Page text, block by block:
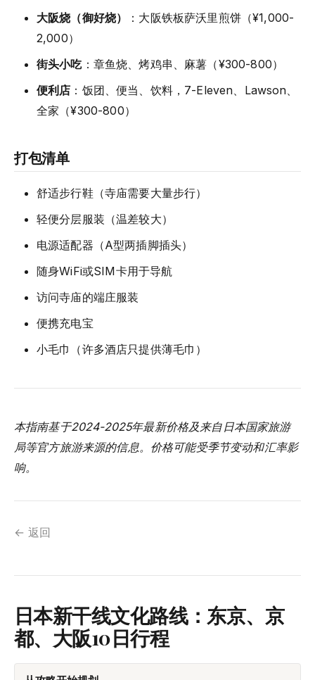
大阪烧（御好烧）
：大阪铁板萨沃里煎饼（¥1,000-
2,000）
街头小吃：章鱼烧、烤鸡串、麻薯（¥300-800）
便利店 ：饭团、便当、饮料，7-Eleven、Lawson、
全家（¥300-800）
打包清单
舒适步行鞋（寺庙需要大量步行）
轻便分层服装（温差较大）
电源适配器（A型两插脚插头）
随身WiFi或SIM卡用于导航
访问寺庙的端庄服装
便携充电宝
小毛巾（许多酒店只提供薄毛巾）
本指南基于2024-2025年最新价格及来自日本国家旅游
局等官方旅游来源的信息。价格可能受季节变动和汇率影
响。
← 返回
日本新干线文化路线：东京、京
都、大阪10日行程